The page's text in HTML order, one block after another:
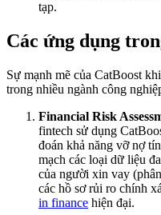
tạp.
Các ứng dụng
Sự mạnh mẽ của CatBoost
trong nhiều ngành công
Financial Risk
fintech sử dụng
đoán khả năng vỡ nợ
mạch các loại dữ liệu
của người xin vay
các hồ sơ rủi ro chính
in finance hiện đại.